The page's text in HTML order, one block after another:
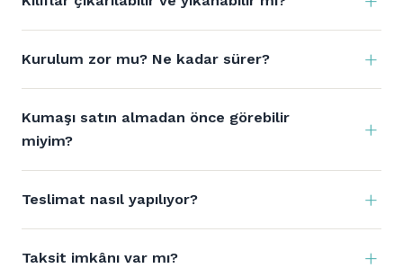
Kurulum zor mu? Ne kadar sürer?
Kumaşı satın almadan önce görebilir
miyim?
Teslimat nasıl yapılıyor?
Taksit imkânı var mı?